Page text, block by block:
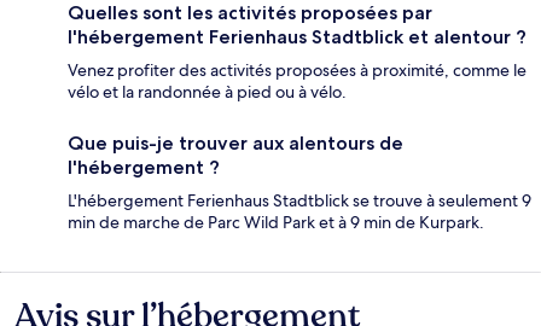
Quelles sont les activités proposées par
l'hébergement Ferienhaus Stadtblick et alentour ?
Venez profiter des activités proposées à proximité, comme le
vélo et la randonnée à pied ou à vélo.
Que puis-je trouver aux alentours de
l'hébergement ?
L'hébergement Ferienhaus Stadtblick se trouve à seulement 9
min de marche de Parc Wild Park et à 9 min de Kurpark.
Avis
Avis sur l’hébergement